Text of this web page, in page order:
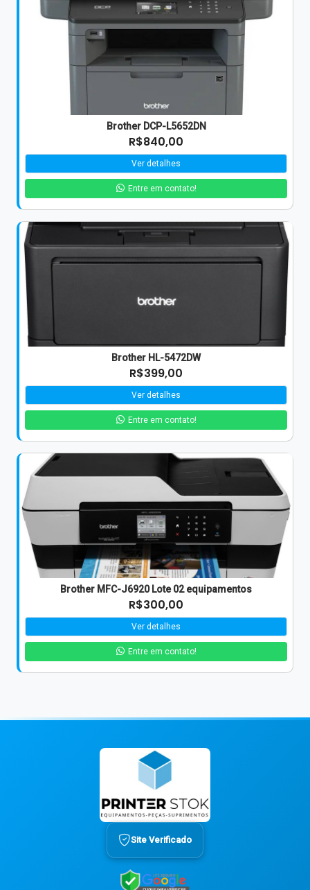
Brother DCP-L5652DN
R$840,00
Ver detalhes
Entre em contato!
Brother HL-5472DW
R$399,00
Ver detalhes
Entre em contato!
Brother MFC-J6920 Lote 02 equipamentos
R$300,00
Ver detalhes
Entre em contato!
Site Verificado